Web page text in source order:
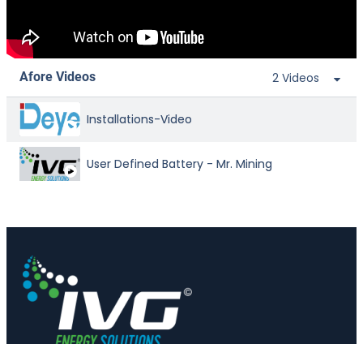
Afore Videos 2 Videos
Installations-Video
User Defined Battery - Mr. Mining